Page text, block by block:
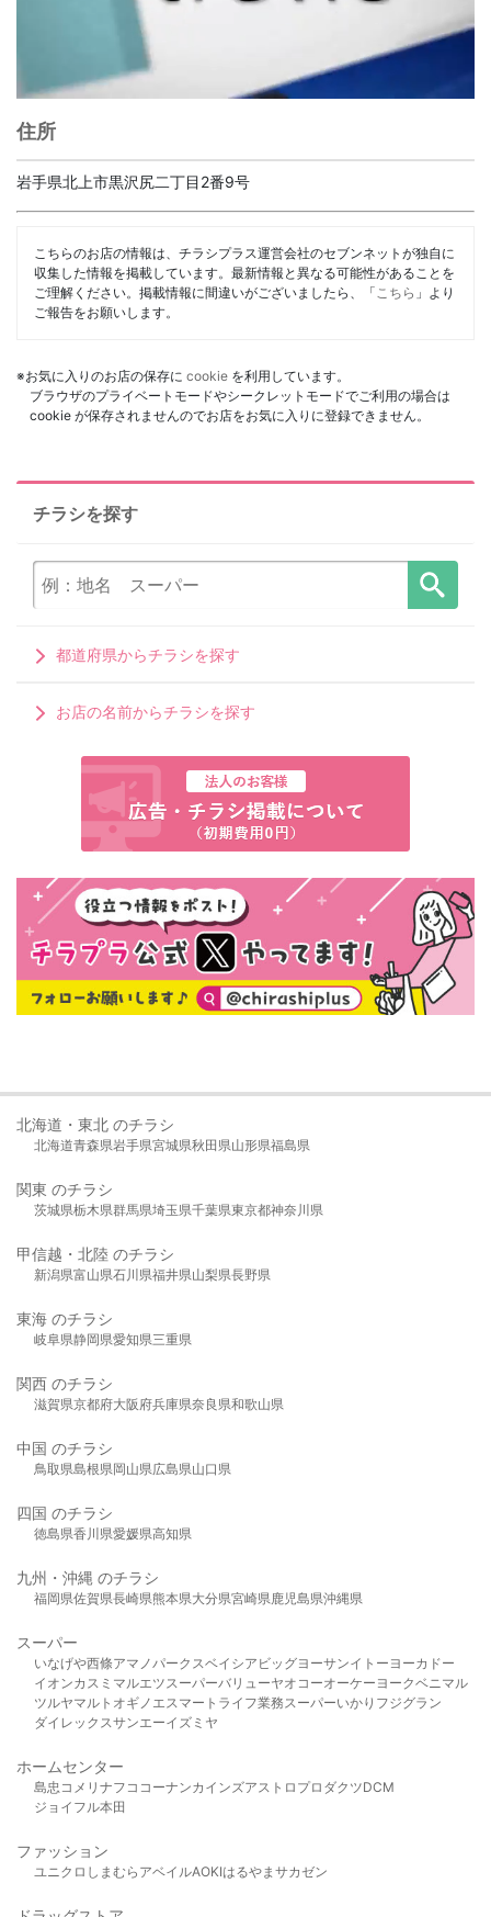
住所
岩手県北上市黒沢尻二丁目2番9号
こちらのお店の情報は、チラシプラス運営会社のセブンネットが独自に
収集した情報を掲載しています。最新情報と異なる可能性があることを
ご理解ください。掲載情報に間違いがございましたら、「 こちら 」より
ご報告をお願いします。
※お気に入りのお店の保存に cookie を利用しています。
ブラウザのプライベートモードやシークレットモードでご利用の場合は
cookie が保存されませんのでお店をお気に入りに登録できません。
チラシを探す
都道府県からチラシを探す
お店の名前からチラシを探す
北海道・東北 のチラシ
北海道青森県岩手県宮城県秋田県山形県福島県
関東 のチラシ
茨城県栃木県群馬県埼玉県千葉県東京都神奈川県
甲信越・北陸 のチラシ
新潟県富山県石川県福井県山梨県長野県
東海 のチラシ
岐阜県静岡県愛知県三重県
関西 のチラシ
滋賀県京都府大阪府兵庫県奈良県和歌山県
中国 のチラシ
鳥取県島根県岡山県広島県山口県
四国 のチラシ
徳島県香川県愛媛県高知県
九州・沖縄 のチラシ
福岡県佐賀県長崎県熊本県大分県宮崎県鹿児島県沖縄県
スーパー
いなげや西條アマノパークスベイシア ビッグヨーサンイトーヨーカドー
イオンカスミ マルエツスーパーバリューヤオコーオーケー ヨークベニマル
ツルヤマルト オギノ エスマート ライフ業務スーパーいかり フジグラン
ダイレックスサンエーイズミヤ
ホームセンター
島忠 コメリ ナフコ コーナンカインズアストロプロダクツDCM
ジョイフル本田
ファッション
ユニクロ しまむら アベイルAOKIはるやま サカゼン